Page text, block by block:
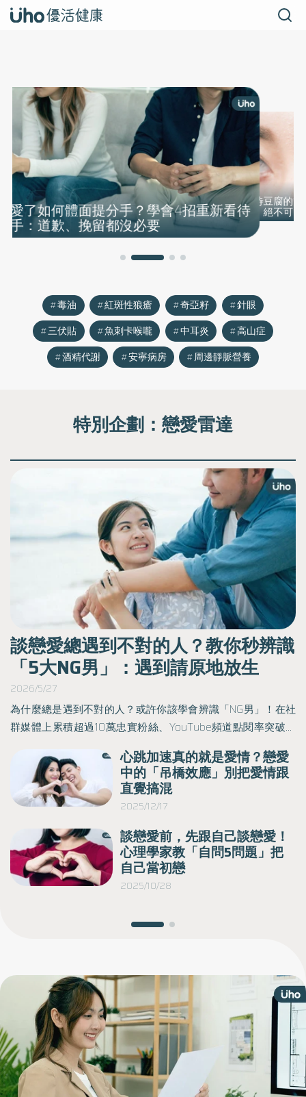
重新看待
用對待豆腐的方式對待眼睛！眼科醫揭「4
件事」絕不可以對眼睛做
對的人真的
占30%，剩
毒油 紅斑性狼瘡 奇亞籽
針眼
三伏貼
魚刺卡喉嚨 中耳炎
高山症
酒精代謝
安寧病房 周邊靜脈營養
特別企劃：戀愛雷達
談戀愛總遇到不對的人？教你秒辨識
「5大NG男」：遇到請原地放生
2026/5/27
為什麼總是遇到不對的人？或許你該學會辨識「NG男」！在社
群媒體上累積超過10萬忠實粉絲、YouTube頻道點閱率突破千
書中，解析戀愛體質與性格、學習愛情語言、培養愛的儀式
感、經營愛的日常，以及各種對愛的潛力與依戀量表，帶領讀
者一步步挖掘愛情的真相。以下為原書摘文：
心跳加速真的就是愛情？戀愛
中的「吊橋效應」別把愛情跟
直覺搞混
2025/12/17
談戀愛前，先跟自己談戀愛！
心理學家教「自問5問題」把
自己當初戀
2025/10/28